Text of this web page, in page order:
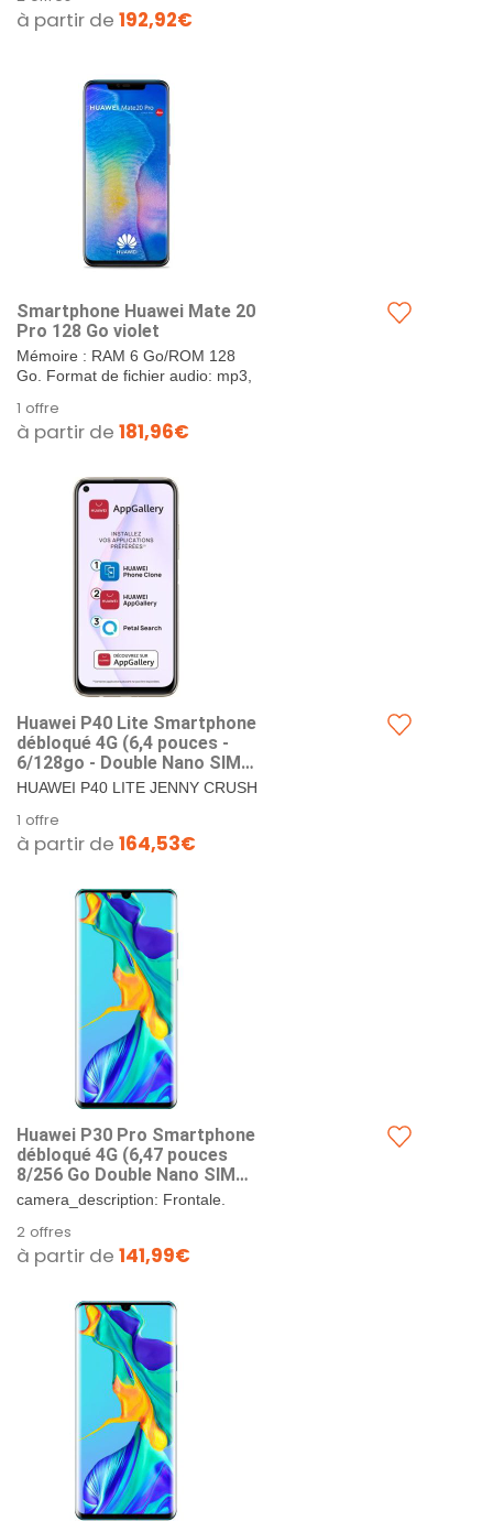
slot - GSM - 5.5" - 1 280 x 720
pixels - 12 MP (caméra...
à partir de 192,92€
Smartphone Huawei Mate 20
Pro 128 Go violet
Mémoire : RAM 6 Go/ROM 128
Go. Format de fichier audio: mp3,
wav,...
1 offre
à partir de 181,96€
Huawei P40 Lite Smartphone
débloqué 4G (6,4 pouces -
6/128go - Double Nano SIM
EMUI 10.1 & AppGallery ) Rose
HUAWEI P40 LITE JENNY CRUSH
1 offre
à partir de 164,53€
Huawei P30 Pro Smartphone
débloqué 4G (6,47 pouces
8/256 Go Double Nano SIM
Android 9) Bleu aurora
camera_description: Frontale.
2 offres
à partir de 141,99€